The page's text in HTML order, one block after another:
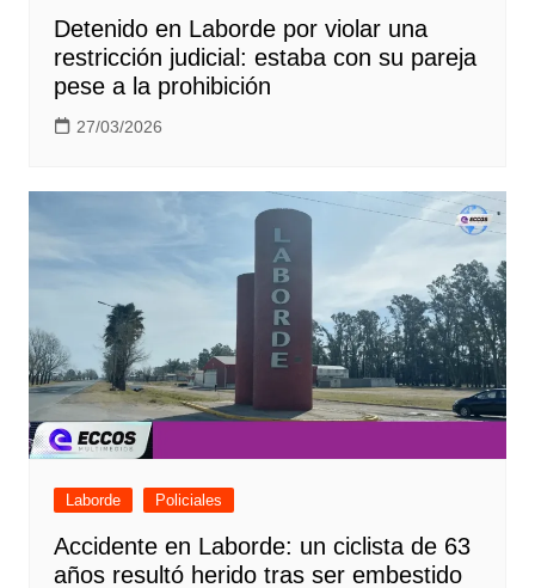
Detenido en Laborde por violar una
restricción judicial: estaba con su pareja
pese a la prohibición
27/03/2026
Laborde Policiales
Accidente en Laborde: un ciclista de 63
años resultó herido tras ser embestido